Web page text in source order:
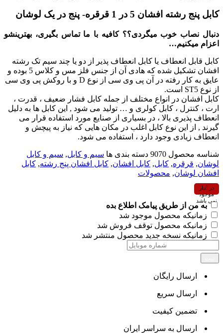
کابل پنج رشته افشان 5 در 1 قرقره- پنج در یک لوشان
دنبال نصاب خوب میگردی؟؟ کافیه با ما تماس بگیری، بهترینشو
اعزام میکنیم…
کابل قابل انعطاف یا کابل انعطاف پذیر از دو یا چند سیم تک رشته
افشان تشکیل شده که هادی آن از جنس فلز مس و کلاس 5 بوده و
عایق به کار رفته در آن پی وی سی از نوع D و با روکش پی وی سی
از نوع ST5 است.
کابل افشان در انواع مختلف از جمله کابل فشار ضعیف ، قدرت ،
ارت ، کنترل ، کابل کولری و … تولید می شود , این کابل ها به دلیل
انعطاف پذیری بالا ، در بسیاری از صنایع مورد استفاده قرار می
گیرند , از این نوع کابل اغلب در مکان هایی که نیاز به پیچش و
انعطاف زیادی وجود دارد ، استفاده می شود.
شناسه محصول 9070 دسته بندی ها سیم و کابل, سیم و کابل
لوشان, قرقره, کابل, کابل افشان, کابل افشان پنج رشته, کابل
افشان لوشان, محصولات
در انبار
موجود
نمی باشد
به من از طریق پیامک اطلاع بده
زمانیکه محصول موجود شد
زمانیکه محصول توقف فروش شد
زمانیکه نسخه جدید محصول منتشر شد
ارسال رایگان
ارسال سریع
تضمین کیفیت
ارسال به سراسر ایران